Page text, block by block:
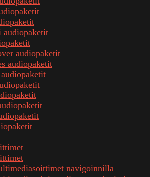
audiopaketit
audiopaketit
audiopaketit
audiopaketit
navigoinnilla